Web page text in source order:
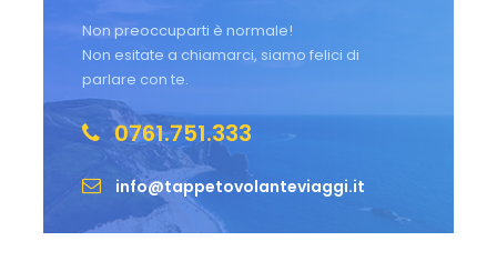
Non preoccuparti è normale!
Non esitate a chiamarci, siamo felici di
parlare con te.
0761.751.333
info@tappetovolanteviaggi.it